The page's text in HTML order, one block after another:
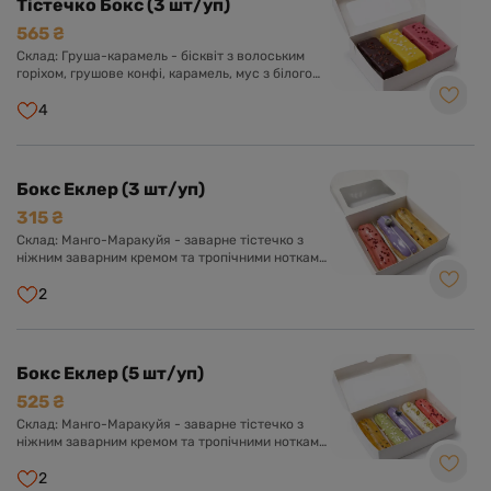
Тістечко Бокс (3 шт/уп)
565 ₴
Склад: Груша-карамель - бісквіт з волоським
горіхом, грушове конфі, карамель, мус з білого
шоколаду. Карамель-капучино - бісквіт з какао,
капучино. Прикрашено глазур'ю з чорного
полуничне конфі, мус полуничний. Прикрашено
глазур'ю з білого шоколаду.
4
Бокс Еклер (3 шт/уп)
315 ₴
Склад: Манго-Маракуйя - заварне тістечко з
ніжним заварним кремом та тропічними нотками
глазур'ю з пюре екзотичних фруктів. Лохина -
додаванням лохини. Оформлено солодкою
тістечко з ніжним заварним кремом і ноткою
полуниці. Оформлено солодкою глазур'ю.
2
Бокс Еклер (5 шт/уп)
525 ₴
Склад: Манго-Маракуйя - заварне тістечко з
ніжним заварним кремом та тропічними нотками
глазур'ю з пюре екзотичних фруктів. Лохина -
2